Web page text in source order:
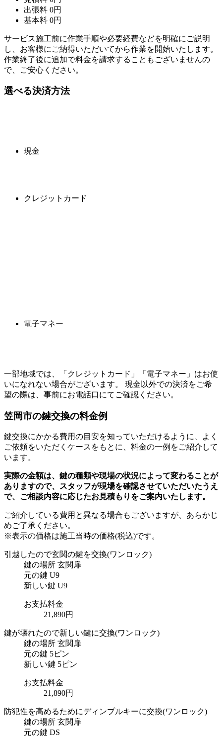
出張料 0円
基本料 0円
サービス施工前に作業手順や必要経費などを明確にご説明
し、お客様にご納得いただいてから作業を開始いたします。
作業終了後に追加で料金を請求することもございませんの
で、ご安心ください。
選べる決済方法
現金
クレジットカード
電子マネー
一部地域では、「クレジットカード」「電子マネー」はお使
いになれない場合がございます。 現金以外での決済をご希
望の際は、事前にお電話口にてご確認ください。
笠岡市の鍵交換の料金例
鍵交換にかかる費用の目安を知っていただけるように、よく
ご依頼をいただくケースをもとに、料金の一例をご紹介して
います。
実際の金額は、鍵の種類や現場の状況によって変わることが
ありますので、スタッフが現場を確認させていただいたうえ
で、ご相談内容に応じたお見積もりをご案内いたします。
ご紹介している費用と異なる場合もございますが、あらかじ
めご了承ください。
※表示の価格は施工当時の価格(税込)です。
引越したので玄関の鍵を交換(ワンロック)
鍵の場所 玄関扉
元の鍵 U9
新しい鍵 U9
お支払料金
21,890円
鍵が壊れたので新しい鍵に交換(ワンロック)
鍵の場所 玄関扉
元の鍵 5ピン
新しい鍵 5ピン
お支払料金
21,890円
防犯性を高めるためにディンプルキーに交換(ワンロック)
鍵の場所 玄関扉
元の鍵 DS